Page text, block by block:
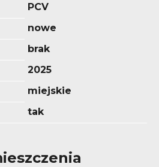
PCV
nowe
brak
2025
miejskie
tak